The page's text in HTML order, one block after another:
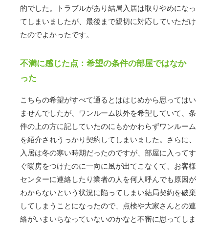
的でした。トラブルがあり結局入居は取りやめになっ
てしまいましたが、最後まで親切に対応していただけ
たのでよかったです。
不満に感じた点：希望の条件の部屋ではなか
った
こちらの希望がすべて通るとははじめから思ってはい
ませんでしたが、ワンルーム以外を希望していて、条
件の上の方に記していたのにもかかわらずワンルーム
を紹介されうっかり契約してしまいました。さらに、
入居は冬の寒い時期だったのですが、部屋に入ってす
ぐ暖房をつけたのに一向に風が出てこなくて、お客様
センターに連絡したり業者の人を何人呼んでも原因が
わからないという状況に陥ってしまい結局契約を破棄
してしまうことになったので、点検や大家さんとの連
絡がいまいちなっていないのかなと不審に思ってしま